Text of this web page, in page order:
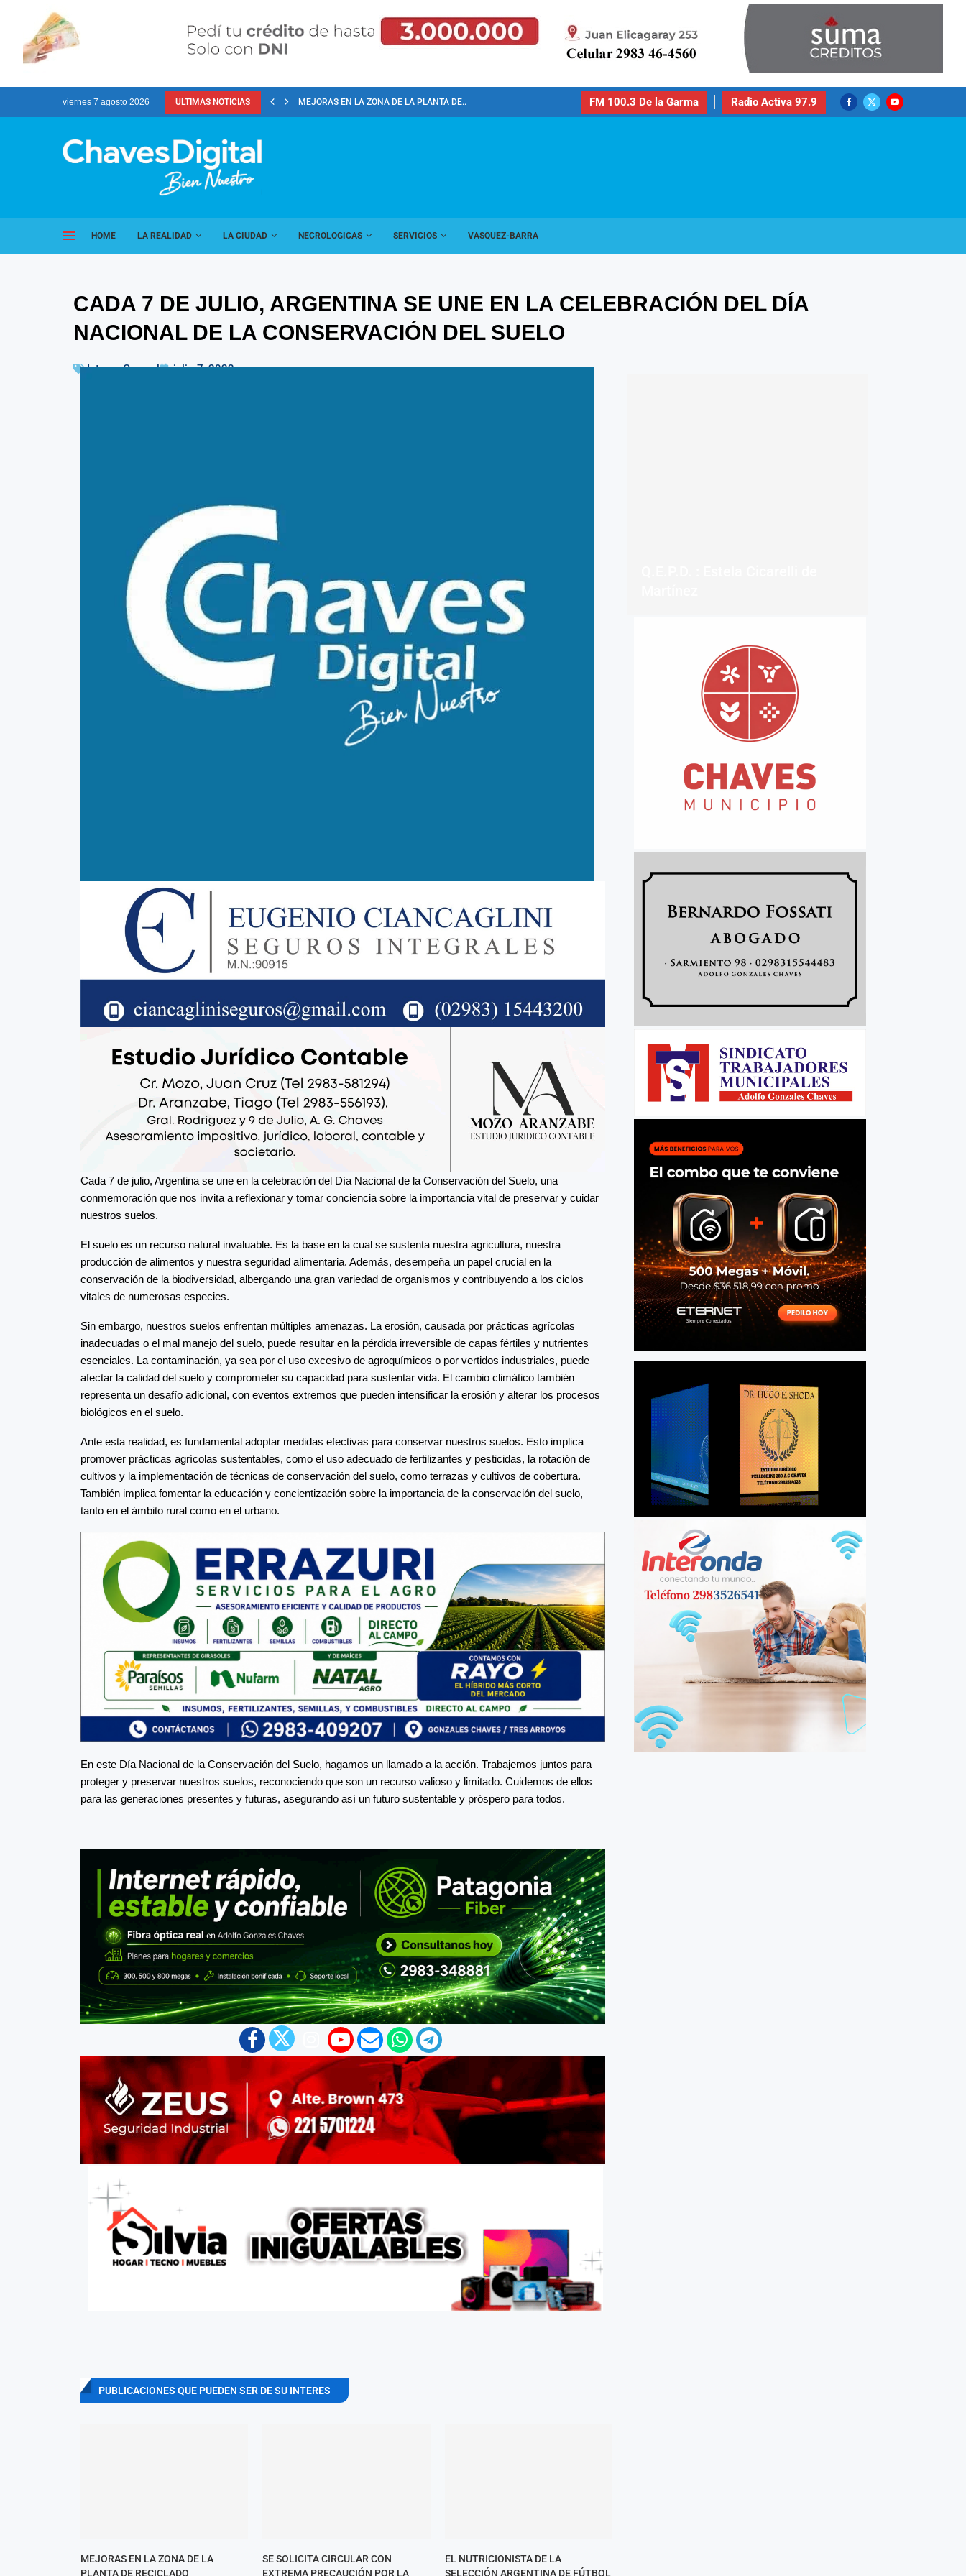
viernes 7 agosto 2026 ULTIMAS NOTICIAS MEJORAS EN LA ZONA DE LA PLANTA DE... FM 100.3 De la Garma Radio Activa 97.9
HOME LA REALIDAD LA CIUDAD NECROLOGICAS SERVICIOS VASQUEZ-BARRA
CADA 7 DE JULIO, ARGENTINA SE UNE EN LA CELEBRACIÓN DEL DÍA
NACIONAL DE LA CONSERVACIÓN DEL SUELO
Interes General julio 7, 2023
Cada 7 de julio, Argentina se une en la celebración del Día Nacional de la Conservación del Suelo, una
conmemoración que nos invita a reflexionar y tomar conciencia sobre la importancia vital de preservar y cuidar
nuestros suelos.
El suelo es un recurso natural invaluable. Es la base en la cual se sustenta nuestra agricultura, nuestra
producción de alimentos y nuestra seguridad alimentaria. Además, desempeña un papel crucial en la
conservación de la biodiversidad, albergando una gran variedad de organismos y contribuyendo a los ciclos
vitales de numerosas especies.
Sin embargo, nuestros suelos enfrentan múltiples amenazas. La erosión, causada por prácticas agrícolas
inadecuadas o el mal manejo del suelo, puede resultar en la pérdida irreversible de capas fértiles y nutrientes
esenciales. La contaminación, ya sea por el uso excesivo de agroquímicos o por vertidos industriales, puede
afectar la calidad del suelo y comprometer su capacidad para sustentar vida. El cambio climático también
representa un desafío adicional, con eventos extremos que pueden intensificar la erosión y alterar los procesos
biológicos en el suelo.
Ante esta realidad, es fundamental adoptar medidas efectivas para conservar nuestros suelos. Esto implica
promover prácticas agrícolas sustentables, como el uso adecuado de fertilizantes y pesticidas, la rotación de
cultivos y la implementación de técnicas de conservación del suelo, como terrazas y cultivos de cobertura.
También implica fomentar la educación y concientización sobre la importancia de la conservación del suelo,
tanto en el ámbito rural como en el urbano.
En este Día Nacional de la Conservación del Suelo, hagamos un llamado a la acción. Trabajemos juntos para
proteger y preservar nuestros suelos, reconociendo que son un recurso valioso y limitado. Cuidemos de ellos
para las generaciones presentes y futuras, asegurando así un futuro sustentable y próspero para todos.
PUBLICACIONES QUE PUEDEN SER DE SU INTERES
MEJORAS EN LA ZONA DE LA
PLANTA DE RECICLADO
SE SOLICITA CIRCULAR CON
EXTREMA PRECAUCIÓN POR LA
EL NUTRICIONISTA DE LA
SELECCIÓN ARGENTINA DE FÚTBOL